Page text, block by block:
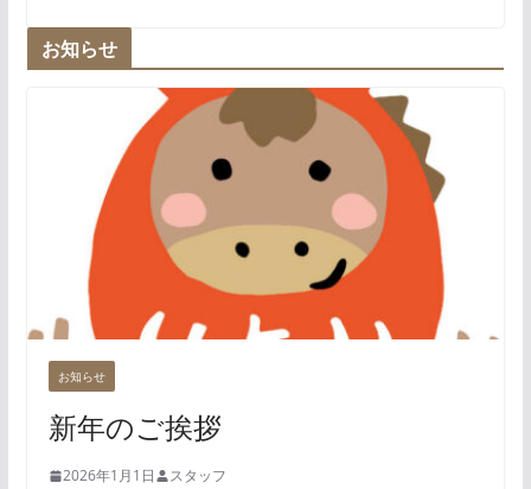
お知らせ
お知らせ
新年のご挨拶
2026年1月1日 スタッフ